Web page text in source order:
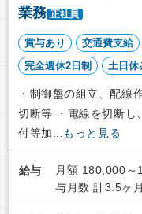
業務 正社員
賞与あり 交通費支給
完全週休2日制
土日休
・制御盤の組立、配線
切断等 ・電線を切断し
付等加...もっと見る
給与
月額 180,000
与月数 計3.5ヶ